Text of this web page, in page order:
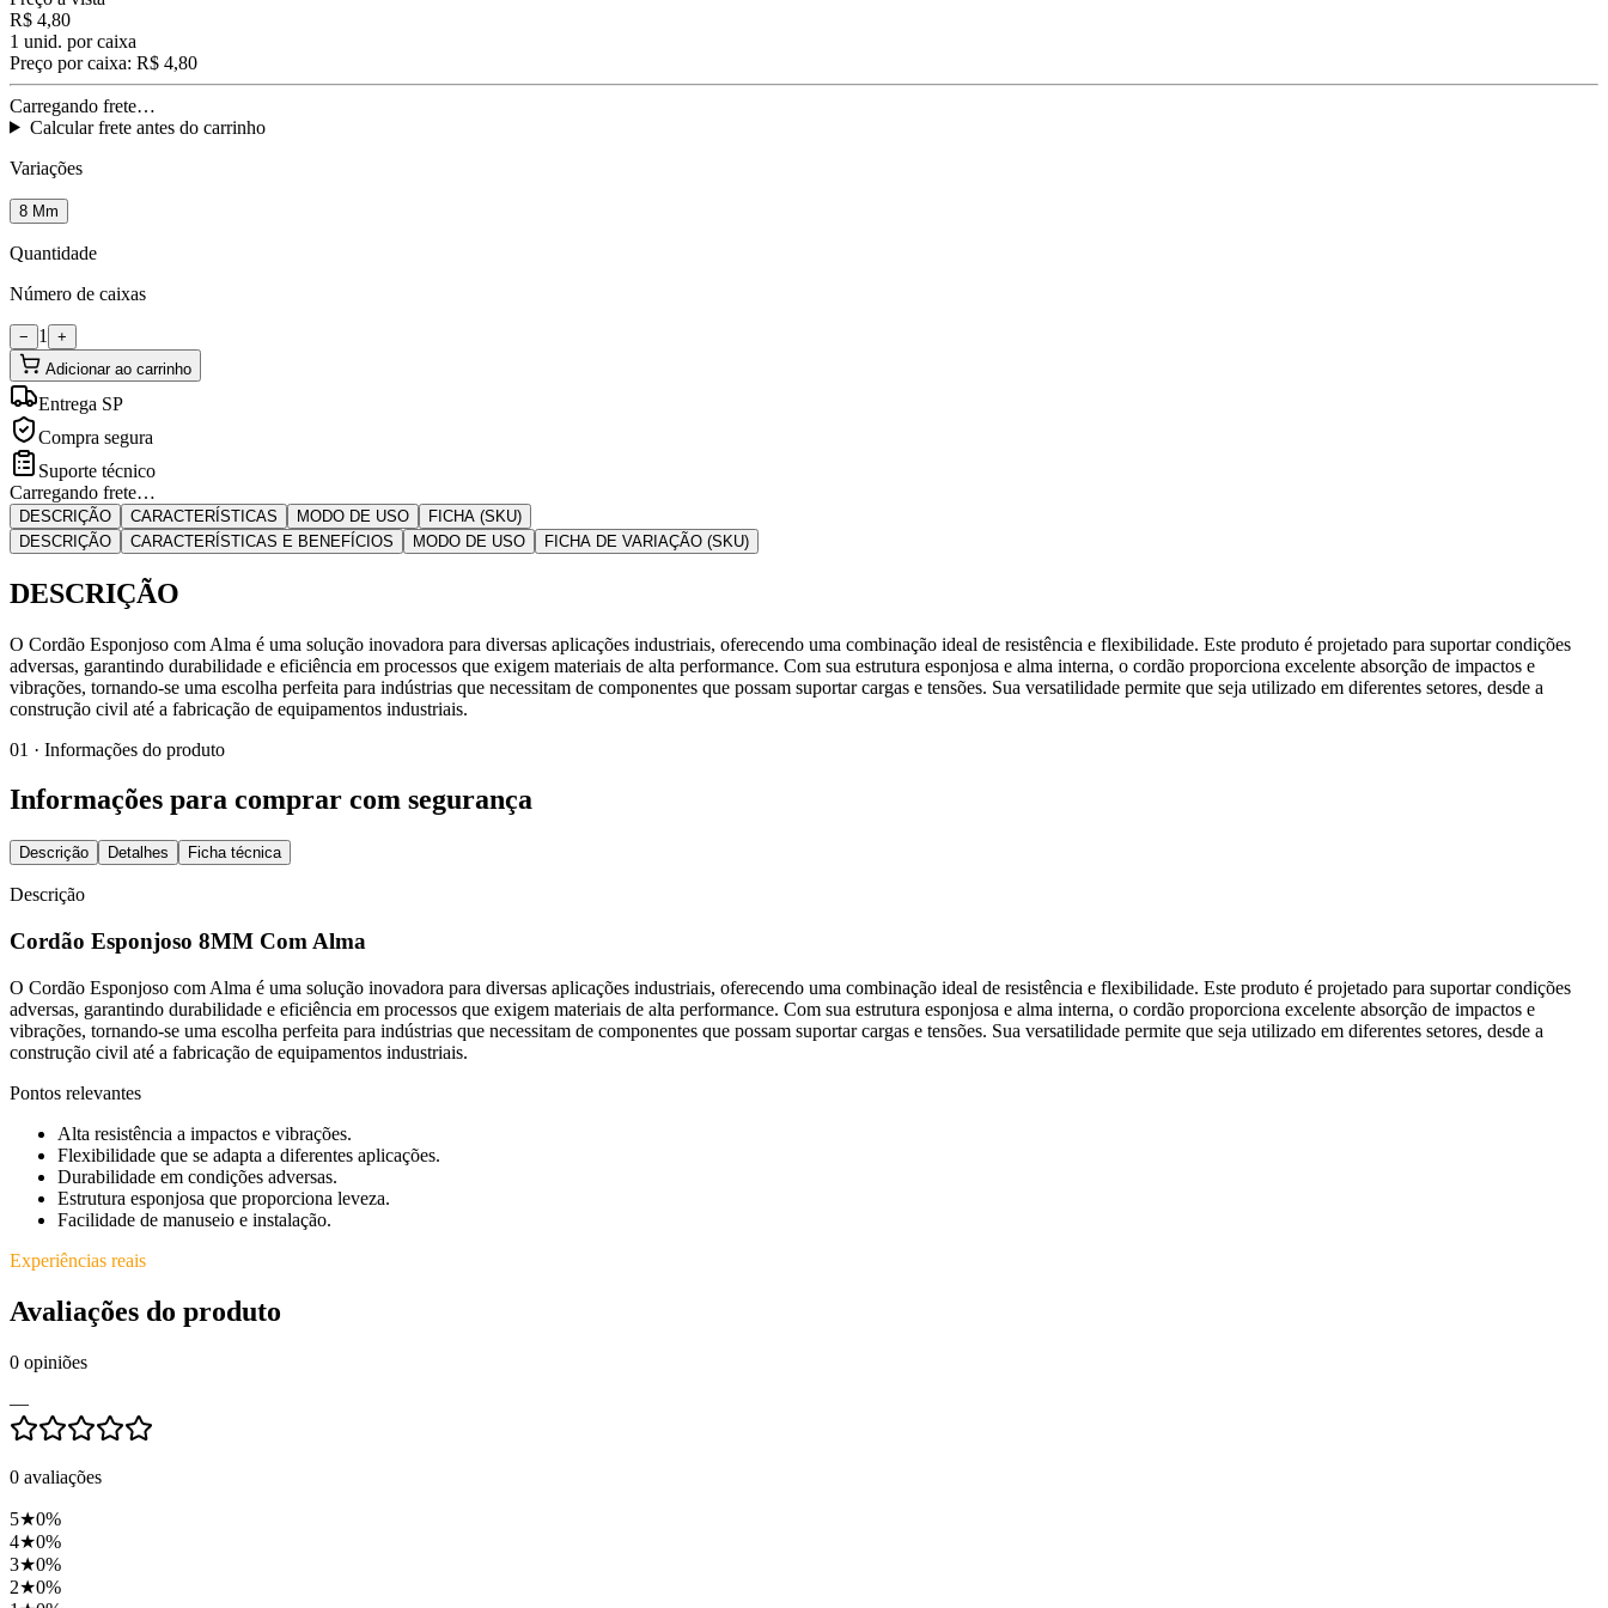
R$ 4,80
1 unid. por caixa
Preço por caixa: R$ 4,80
Carregando frete…
Calcular frete antes do carrinho
Variações
8 Mm
Quantidade
Número de caixas
− 1
+
Adicionar ao carrinho
Entrega SP
Compra segura
Suporte técnico
Carregando frete…
DESCRIÇÃO CARACTERÍSTICAS MODO DE USO
FICHA (SKU)
DESCRIÇÃO
CARACTERÍSTICAS E BENEFÍCIOS MODO DE USO FICHA DE VARIAÇÃO (SKU)
DESCRIÇÃO
O Cordão Esponjoso com Alma é uma solução inovadora para diversas aplicações industriais, oferecendo uma combinação ideal de resistência e flexibilidade. Este produto é projetado para suportar condições
adversas, garantindo durabilidade e eficiência em processos que exigem materiais de alta performance. Com sua estrutura esponjosa e alma interna, o cordão proporciona excelente absorção de impactos e
vibrações, tornando-se uma escolha perfeita para indústrias que necessitam de componentes que possam suportar cargas e tensões. Sua versatilidade permite que seja utilizado em diferentes setores, desde a
construção civil até a fabricação de equipamentos industriais.
01 · Informações do produto
Informações para comprar com segurança
Descrição Detalhes Ficha técnica
Descrição
Cordão Esponjoso 8MM Com Alma
O Cordão Esponjoso com Alma é uma solução inovadora para diversas aplicações industriais, oferecendo uma combinação ideal de resistência e flexibilidade. Este produto é projetado para suportar condições
adversas, garantindo durabilidade e eficiência em processos que exigem materiais de alta performance. Com sua estrutura esponjosa e alma interna, o cordão proporciona excelente absorção de impactos e
vibrações, tornando-se uma escolha perfeita para indústrias que necessitam de componentes que possam suportar cargas e tensões. Sua versatilidade permite que seja utilizado em diferentes setores, desde a
construção civil até a fabricação de equipamentos industriais.
Pontos relevantes
Alta resistência a impactos e vibrações.
Flexibilidade que se adapta a diferentes aplicações.
Durabilidade em condições adversas.
Estrutura esponjosa que proporciona leveza.
Facilidade de manuseio e instalação.
Experiências reais
Avaliações do produto
0 opiniões
—
0 avaliações
5★0%
4★0%
3★0%
2★0%